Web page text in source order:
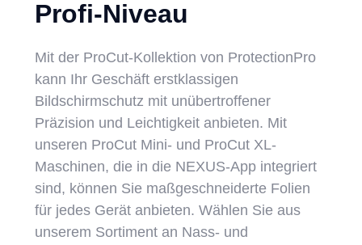
Profi-Niveau
Mit der ProCut-Kollektion von ProtectionPro
kann Ihr Geschäft erstklassigen
Bildschirmschutz mit unübertroffener
Präzision und Leichtigkeit anbieten. Mit
unseren ProCut Mini- und ProCut XL-
Maschinen, die in die NEXUS-App integriert
sind, können Sie maßgeschneiderte Folien
für jedes Gerät anbieten. Wählen Sie aus
unserem Sortiment an Nass- und